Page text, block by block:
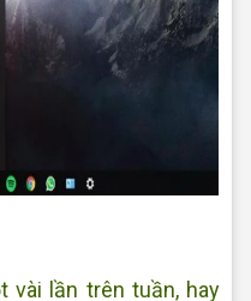
vài lần trên tuần, hay